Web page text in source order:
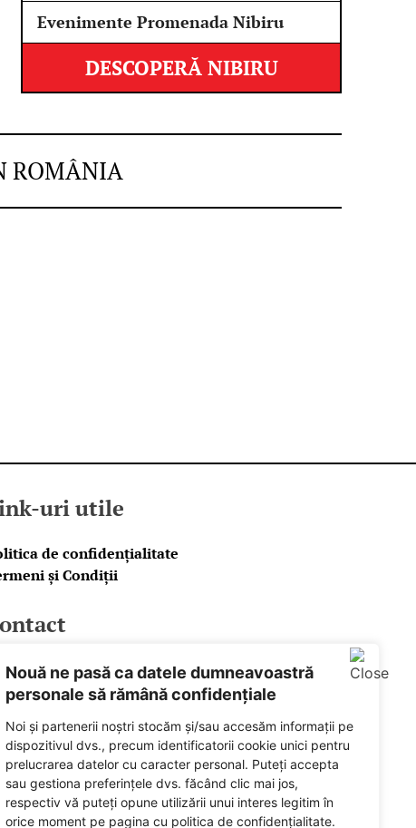
Nouă ne pasă ca datele dumneavoastră
personale să rămână confidențiale
Noi și partenerii noștri stocăm și/sau accesăm informații pe
dispozitivul dvs., precum identificatorii cookie unici pentru
prelucrarea datelor cu caracter personal. Puteți accepta
sau gestiona preferințele dvs. făcând clic mai jos,
respectiv vă puteți opune utilizării unui interes legitim în
orice moment pe pagina cu politica de confidențialitate.
Evenimente Promenada Nibiru
DESCOPERĂ NIBIRU
ROMÂNIA
uri utile
de confidențialitate
și Condiții
mail
by